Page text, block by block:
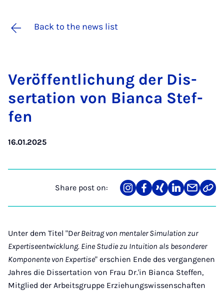
Back to the news list
Ver­öf­fent­lichung der Dis­
ser­ta­tion von Bi­anca Stef­
fen
16.01.2025
Share post on:
Share
on
Teilen
auf
Teilen
auf
Teilen
auf
Teilen
über
Link
Unter dem Titel "Der Beitrag von mentaler Simulation zur
Expertiseentwicklung. Eine Studie zu Intuition als besonderer
Komponente von Expertise" erschien Ende des vergangenen
Jahres die Dissertation von Frau Dr.'in Bianca Steffen,
Mitglied der Arbeitsgruppe Erziehungswissenschaften